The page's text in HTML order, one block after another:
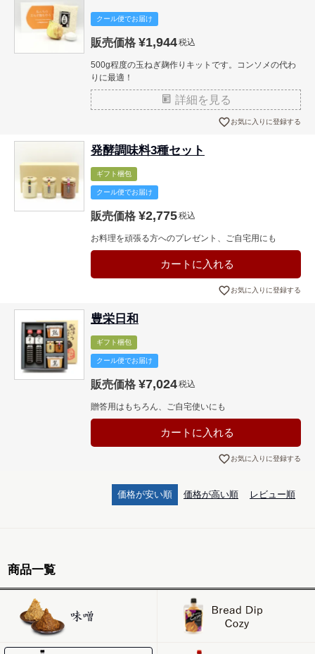
クール便でお届け
販売価格 ¥1,944税込
500g程度の玉ねぎ麹作りキットです。コンソメの代わ
りに最適！
詳細を見る
お気に入りに登録する
発酵調味料3種セット
ギフト梱包
クール便でお届け
販売価格 ¥2,775税込
お料理を頑張る方へのプレゼント、ご自宅用にも
カートに入れる
お気に入りに登録する
豊栄日和
ギフト梱包
クール便でお届け
販売価格 ¥7,024税込
贈答用はもちろん、ご自宅使いにも
カートに入れる
お気に入りに登録する
価格が安い順 価格が高い順 レビュー順
商品一覧